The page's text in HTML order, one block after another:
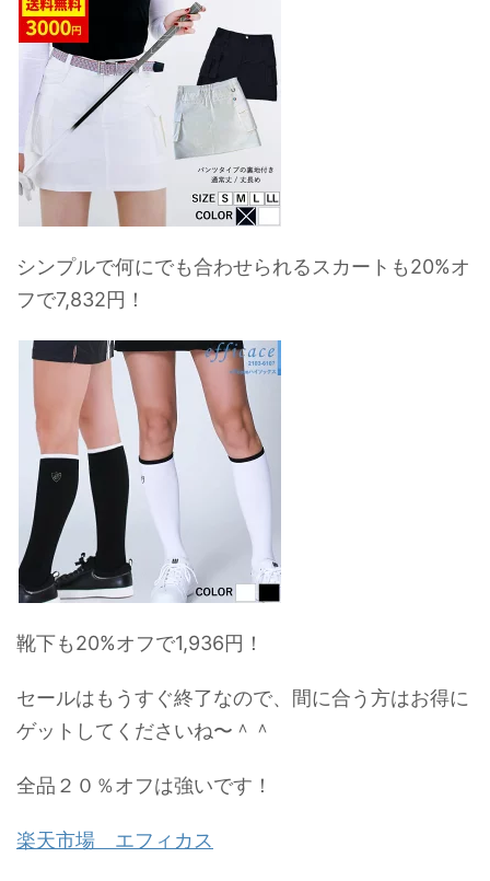
シンプルで何にでも合わせられるスカートも20%オ
フで7,832円！
靴下も20%オフで1,936円！
セールはもうすぐ終了なので、間に合う方はお得に
ゲットしてくださいね〜＾＾
全品２０％オフは強いです！
楽天市場 エフィカス